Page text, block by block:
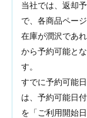
当社では、返却
で、各商品ペー
在庫が潤沢であ
から予約可能と
す。
すでに予約可能
は、予約可能日
を「ご利用開始